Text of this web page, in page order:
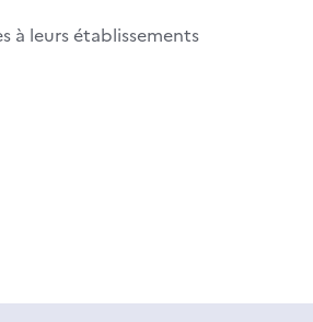
à leurs établissements